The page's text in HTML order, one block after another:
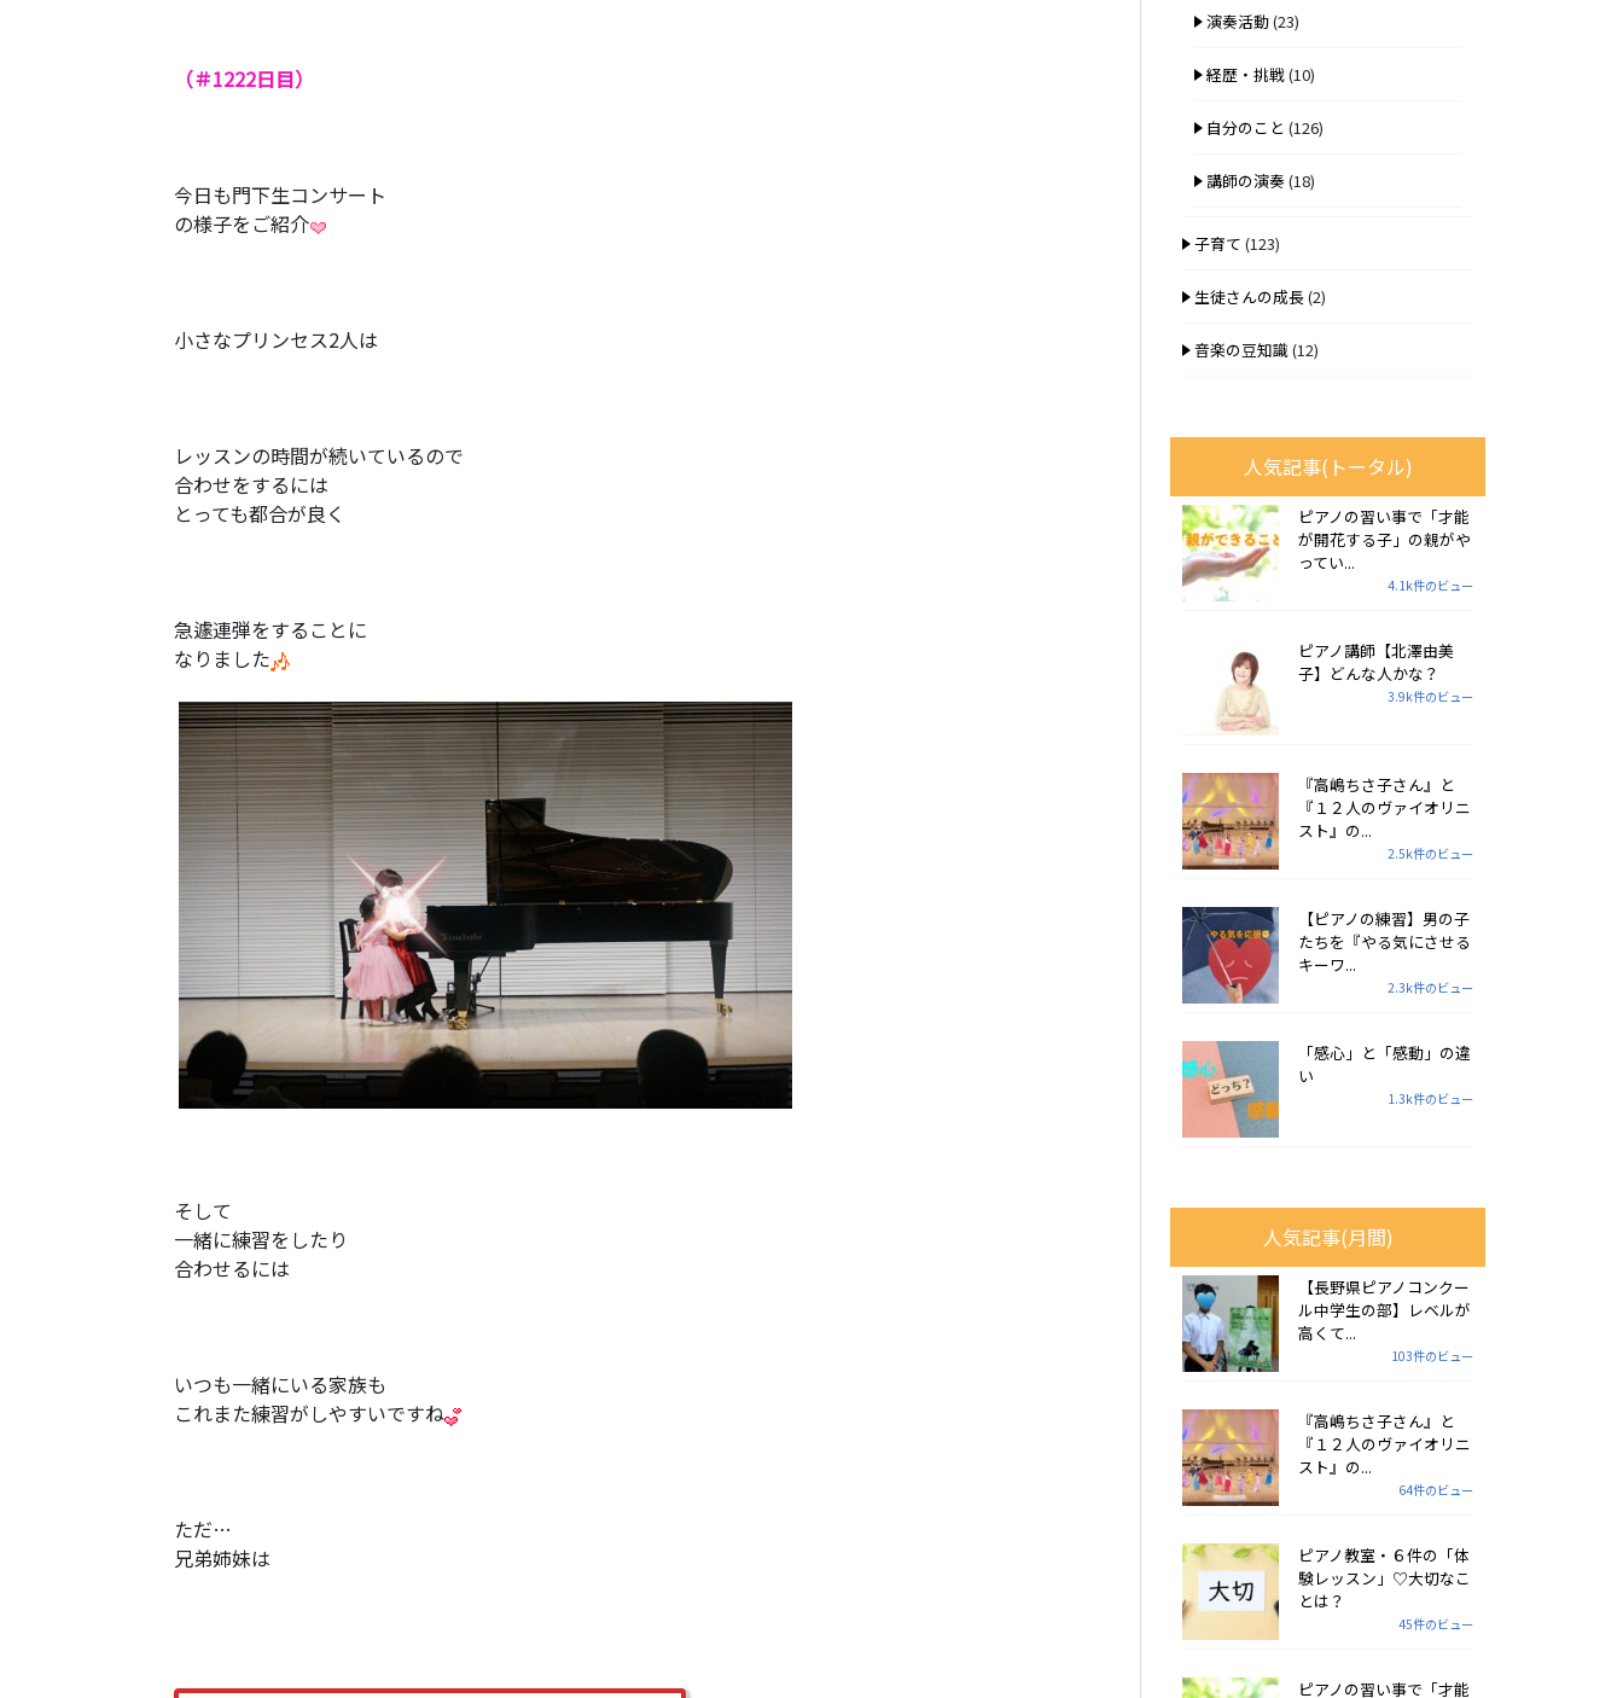
（＃1222日目）
今日も門下生コンサート
の様子をご紹介
小さなプリンセス2人は
レッスンの時間が続いているので
合わせをするには
とっても都合が良く
急遽連弾をすることに
なりました
そして
一緒に練習をしたり
合わせるには
いつも一緒にいる家族も
これまた練習がしやすいですね
ただ…
兄弟姉妹は
演奏活動(23)
経歴・挑戦(10)
自分のこと (126)
講師の演奏(18)
子育て (123)
生徒さんの成長(2)
音楽の豆知識(12)
人気記事(トータル)
ピアノの習い事で「才能
が開花する子」の親がや
ってい...
4.1k件のビュー
ピアノ講師【北澤由美
子】どんな人かな？
3.9k件のビュー
『高嶋ちさ子さん』と
『１２人のヴァイオリニ
スト』の...
2.5k件のビュー
【ピアノの練習】男の子
たちを『やる気にさせる
キーワ...
2.3k件のビュー
「感心」と「感動」の違
い
1.3k件のビュー
人気記事(月間)
【長野県ピアノコンクー
ル中学生の部】レベルが
高くて...
103件のビュー
『高嶋ちさ子さん』と
『１２人のヴァイオリニ
スト』の...
64件のビュー
ピアノ教室・６件の「体
験レッスン」♡大切なこ
とは？
45件のビュー
ピアノの習い事で「才能